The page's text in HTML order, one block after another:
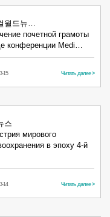
월드뉴…
почетной грамоты
конференции Medi…
15 Читать далее >
스
мирового
в эпоху 4-й
14 Читать далее >